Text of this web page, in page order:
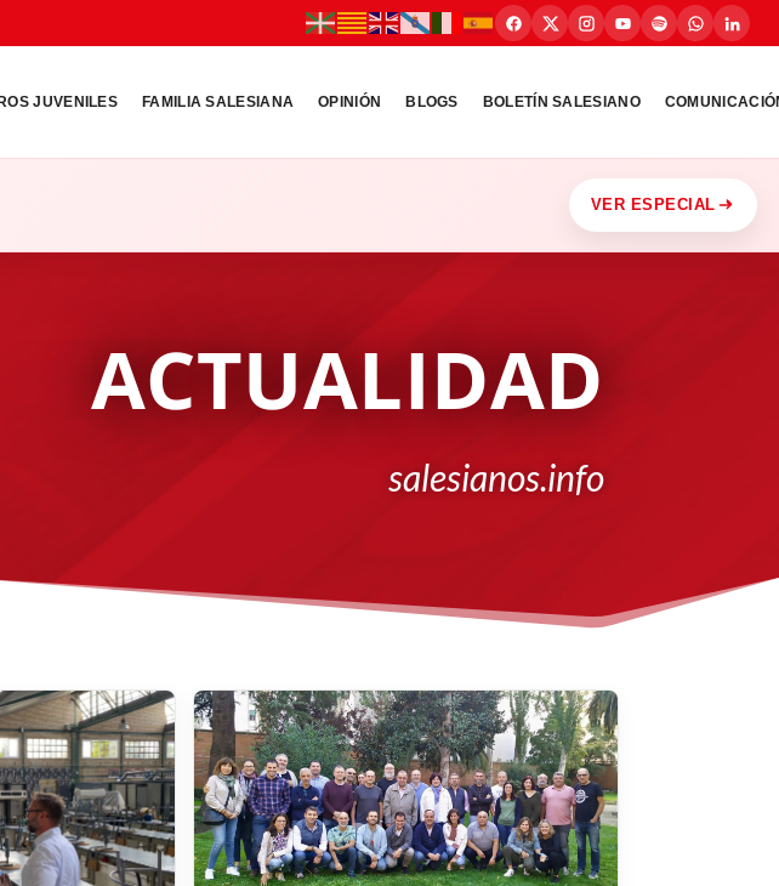
JUVENILES FAMILIA SALESIANA OPINIÓN BLOGS BOLETÍN SALESIANO
VER ESPECIAL
ACTUALIDAD
salesianos.info